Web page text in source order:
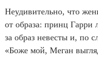
Неудивительно, что
от образа: принц Гарри
за образ невесты и, по
«Боже мой, Меган